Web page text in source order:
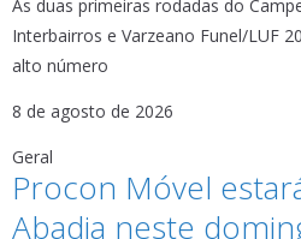
As duas primeiras rodadas do
Interbairros e Varzeano Funel/LUF
alto número
8 de agosto de 2026
Geral
Procon Móvel
Abadia neste